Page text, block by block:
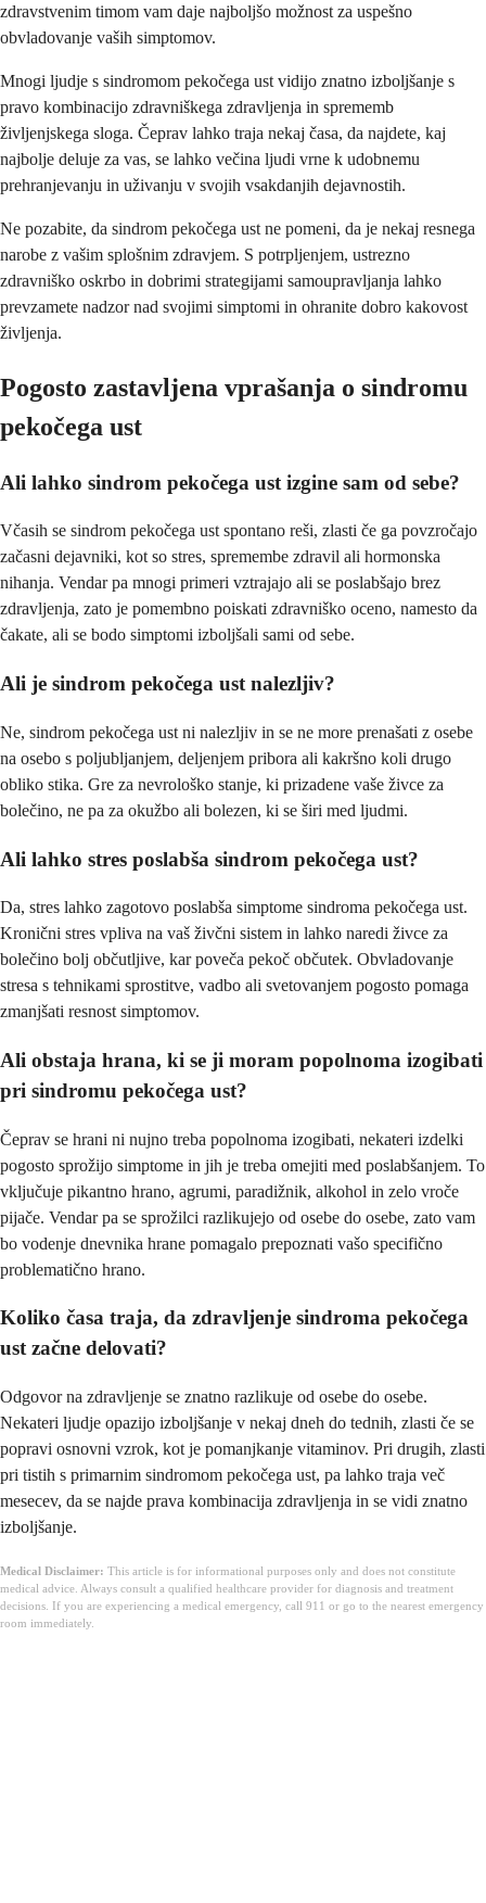
zdravstvenim timom vam daje najboljšo možnost za uspešno
obvladovanje vaših simptomov.
Mnogi ljudje s sindromom pekočega ust vidijo znatno izboljšanje s
pravo kombinacijo zdravniškega zdravljenja in sprememb
življenjskega sloga. Čeprav lahko traja nekaj časa, da najdete, kaj
najbolje deluje za vas, se lahko večina ljudi vrne k udobnemu
prehranjevanju in uživanju v svojih vsakdanjih dejavnostih.
Ne pozabite, da sindrom pekočega ust ne pomeni, da je nekaj resnega
narobe z vašim splošnim zdravjem. S potrpljenjem, ustrezno
zdravniško oskrbo in dobrimi strategijami samoupravljanja lahko
prevzamete nadzor nad svojimi simptomi in ohranite dobro kakovost
življenja.
Pogosto zastavljena vprašanja o sindromu
pekočega ust
Ali lahko sindrom pekočega ust izgine sam od sebe?
Včasih se sindrom pekočega ust spontano reši, zlasti če ga povzročajo
začasni dejavniki, kot so stres, spremembe zdravil ali hormonska
nihanja. Vendar pa mnogi primeri vztrajajo ali se poslabšajo brez
zdravljenja, zato je pomembno poiskati zdravniško oceno, namesto da
čakate, ali se bodo simptomi izboljšali sami od sebe.
Ali je sindrom pekočega ust nalezljiv?
Ne, sindrom pekočega ust ni nalezljiv in se ne more prenašati z osebe
na osebo s poljubljanjem, deljenjem pribora ali kakršno koli drugo
obliko stika. Gre za nevrološko stanje, ki prizadene vaše živce za
bolečino, ne pa za okužbo ali bolezen, ki se širi med ljudmi.
Ali lahko stres poslabša sindrom pekočega ust?
Da, stres lahko zagotovo poslabša simptome sindroma pekočega ust.
Kronični stres vpliva na vaš živčni sistem in lahko naredi živce za
bolečino bolj občutljive, kar poveča pekoč občutek. Obvladovanje
stresa s tehnikami sprostitve, vadbo ali svetovanjem pogosto pomaga
zmanjšati resnost simptomov.
Ali obstaja hrana, ki se ji moram popolnoma izogibati
pri sindromu pekočega ust?
Čeprav se hrani ni nujno treba popolnoma izogibati, nekateri izdelki
pogosto sprožijo simptome in jih je treba omejiti med poslabšanjem. To
vključuje pikantno hrano, agrumi, paradižnik, alkohol in zelo vroče
pijače. Vendar pa se sprožilci razlikujejo od osebe do osebe, zato vam
bo vodenje dnevnika hrane pomagalo prepoznati vašo specifično
problematično hrano.
Koliko časa traja, da zdravljenje sindroma pekočega
ust začne delovati?
Odgovor na zdravljenje se znatno razlikuje od osebe do osebe.
Nekateri ljudje opazijo izboljšanje v nekaj dneh do tednih, zlasti če se
popravi osnovni vzrok, kot je pomanjkanje vitaminov. Pri drugih, zlasti
pri tistih s primarnim sindromom pekočega ust, pa lahko traja več
mesecev, da se najde prava kombinacija zdravljenja in se vidi znatno
izboljšanje.
Medical Disclaimer: This article is for informational purposes only and does not constitute
medical advice. Always consult a qualified healthcare provider for diagnosis and treatment
decisions. If you are experiencing a medical emergency, call 911 or go to the nearest emergency
room immediately.